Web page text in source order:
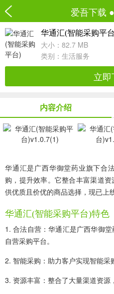
爱吾下载 ●
华通汇(智能采购平
大小：82.7 MB
类别： 生活服务
立
内容介绍
华通汇是广西华御堂药业旗下合
购，提升效率。它整合丰富渠道
供优质且价优的商品选择，现已上线
华通汇(智能采购平台)特色
1. 合法自营：华通汇是广西华御
自营采购平台。
2. 智能采购：助力客户实现智能采
3. 资源丰富：整合了大量渠道资源